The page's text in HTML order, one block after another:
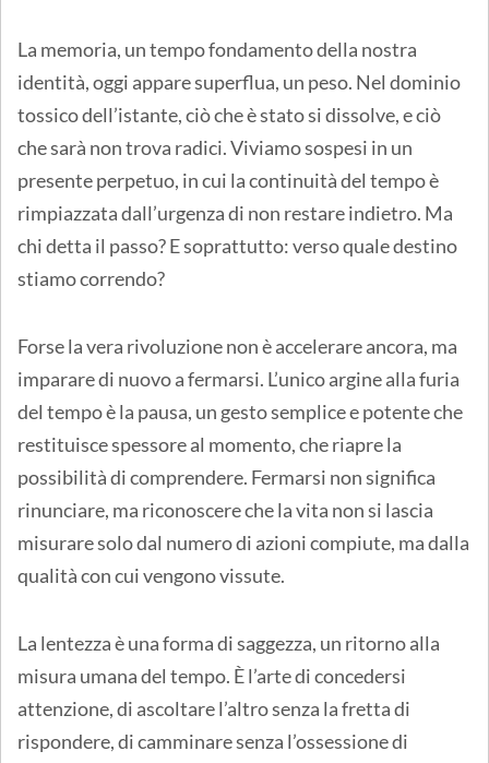
La memoria, un tempo fondamento della nostra
identità, oggi appare superflua, un peso. Nel dominio
tossico dell’istante, ciò che è stato si dissolve, e ciò
che sarà non trova radici. Viviamo sospesi in un
presente perpetuo, in cui la continuità del tempo è
rimpiazzata dall’urgenza di non restare indietro. Ma
chi detta il passo? E soprattutto: verso quale destino
stiamo correndo?
Forse la vera rivoluzione non è accelerare ancora, ma
imparare di nuovo a fermarsi. L’unico argine alla furia
del tempo è la pausa, un gesto semplice e potente che
restituisce spessore al momento, che riapre la
possibilità di comprendere. Fermarsi non significa
rinunciare, ma riconoscere che la vita non si lascia
misurare solo dal numero di azioni compiute, ma dalla
qualità con cui vengono vissute.
La lentezza è una forma di saggezza, un ritorno alla
misura umana del tempo. È l’arte di concedersi
attenzione, di ascoltare l’altro senza la fretta di
rispondere, di camminare senza l’ossessione di